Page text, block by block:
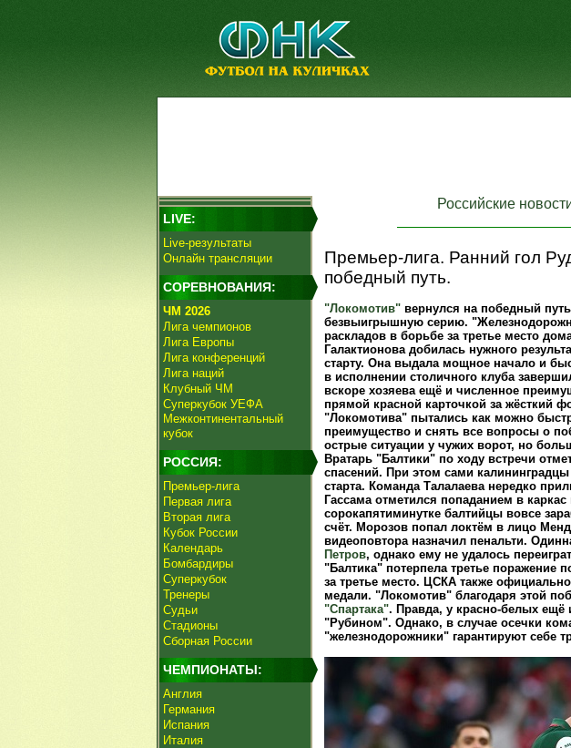
LIVE:
Live-результаты
Онлайн трансляции
СОРЕВНОВАНИЯ:
ЧМ 2026
Лига чемпионов
Лига Европы
Лига конференций
Лига наций
Клубный ЧМ
Суперкубок УЕФА
Межконтинентальный
кубок
РОССИЯ:
Премьер-лига
Первая лига
Вторая лига
Кубок России
Календарь
Бомбардиры
Суперкубок
Тренеры
Судьи
Стадионы
Сборная России
ЧЕМПИОНАТЫ:
Англия
Германия
Испания
Италия
Российские
Премьер-лига. Ранний гол
победный путь.
"Локомотив"вернулся на победный
безвыигрышную серию.
раскладов в борьбе за третье место
Галактионова добилась нужного
старту. Она выдала мощное начало и
в исполнении столичного клуба
вскоре хозяева ещё и численное
прямой красной карточкой за жёсткий
"Локомотива" пытались как можно
преимущество и снять все вопросы о
острые ситуации у чужих ворот, но
Вратарь "Балтики" по ходу встречи
спасений. При этом сами
старта. Команда Талалаева нередко
Гассама отметился попаданием в
сорокапятиминутке балтийцы вовсе
счёт. Морозов попал локтём в лицо
видеоповтора назначил пенальти.
Петров, однако ему не удалось
"Балтика" потерпела третье
за третье место. ЦСКА также
медали. "Локомотив" благодаря этой
"Спартака". Правда, у красно-белых ещё
"Рубином". Однако, в случае осечки
"железнодорожники" гарантируют себе